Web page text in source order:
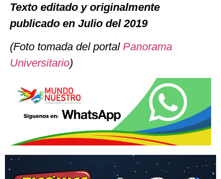
Texto editado y originalmente
publicado en Julio del 2019
(Foto tomada del portal Panorama
Universitario)